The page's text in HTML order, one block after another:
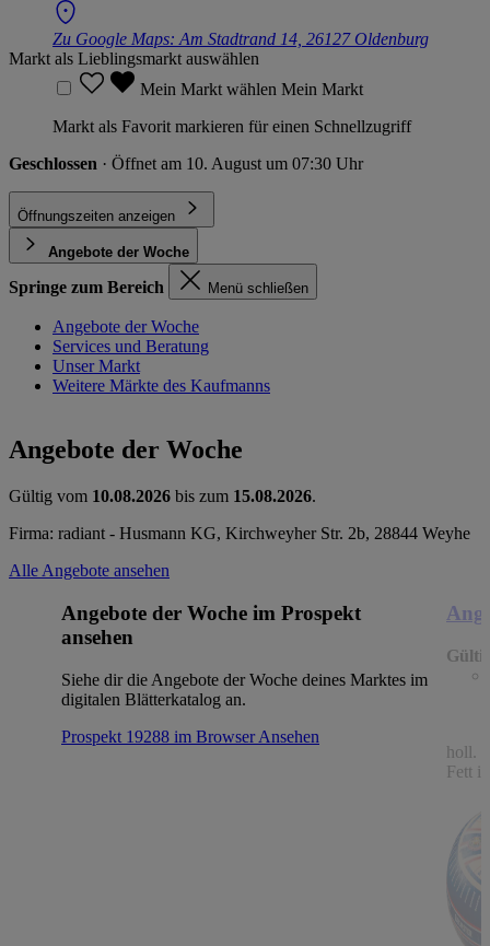
Zu Google Maps: Am Stadtrand 14, 26127 Oldenburg
Markt als Lieblingsmarkt auswählen
Mein Markt wählen Mein Markt
Markt als Favorit markieren für einen Schnellzugriff
Geschlossen · Öffnet am 10. August um 07:30 Uhr
Öffnungszeiten anzeigen
Angebote der Woche
Springe zum Bereich Menü schließen
Angebote der Woche
Services und Beratung
Unser Markt
Weitere Märkte des Kaufmanns
Angebote der Woche
Gültig vom 10.08.2026 bis zum 15.08.2026.
Firma: radiant - Husmann KG, Kirchweyher Str. 2b, 28844 Weyhe
Alle Angebote ansehen
Angebote der Woche im Prospekt
ansehen
Siehe dir die Angebote der Woche deines Marktes im
digitalen Blätterkatalog an.
Prospekt 19288 im BrowserAnsehen
holl.
Fett